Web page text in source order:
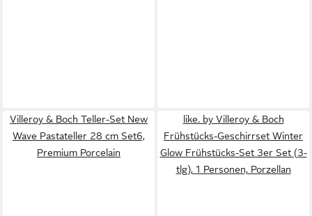
Villeroy & Boch Teller-Set New
Wave Pastateller 28 cm Set6,
Premium Porcelain
like. by Villeroy & Boch
Frühstücks-Geschirrset Winter
Glow Frühstücks-Set 3er Set (3-
tlg), 1 Personen, Porzellan